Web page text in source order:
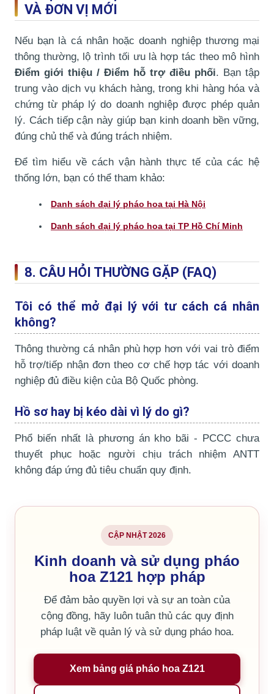
VÀ ĐƠN VỊ MỚI
Nếu bạn là cá nhân hoặc doanh nghiệp thương mại
thông thường, lộ trình tối ưu là hợp tác theo mô hình
Điểm giới thiệu / Điểm hỗ trợ điều phối. Bạn tập
trung vào dịch vụ khách hàng, trong khi hàng hóa và
chứng từ pháp lý do doanh nghiệp được phép quản
lý. Cách tiếp cận này giúp bạn kinh doanh bền vững,
đúng chủ thể và đúng trách nhiệm.
Để tìm hiểu về cách vận hành thực tế của các hệ
thống lớn, bạn có thể tham khảo:
Danh sách đại lý pháo hoa tại Hà Nội
Danh sách đại lý pháo hoa tại TP Hồ Chí Minh
8. CÂU HỎI THƯỜNG GẶP (FAQ)
Tôi có thể mở đại lý với tư cách cá nhân
không?
Thông thường cá nhân phù hợp hơn với vai trò điểm
hỗ trợ/tiếp nhận đơn theo cơ chế hợp tác với doanh
nghiệp đủ điều kiện của Bộ Quốc phòng.
Hồ sơ hay bị kéo dài vì lý do gì?
Phổ biến nhất là phương án kho bãi - PCCC chưa
thuyết phục hoặc người chịu trách nhiệm ANTT
không đáp ứng đủ tiêu chuẩn quy định.
CẬP NHẬT 2026
Kinh doanh và sử dụng pháo
hoa Z121 hợp pháp
Để đảm bảo quyền lợi và sự an toàn của
cộng đồng, hãy luôn tuân thủ các quy định
pháp luật về quản lý và sử dụng pháo hoa.
Xem bảng giá pháo hoa Z121